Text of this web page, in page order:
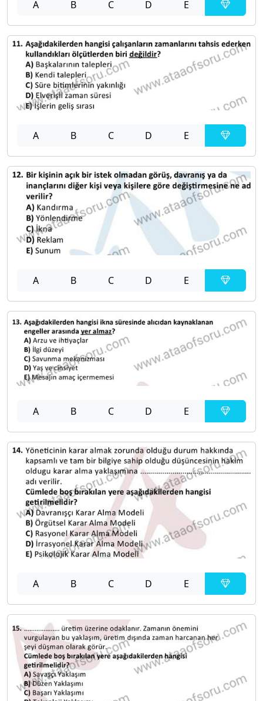
A B C D E
A B C D E
A B C D E
A B C D E
A B C D E